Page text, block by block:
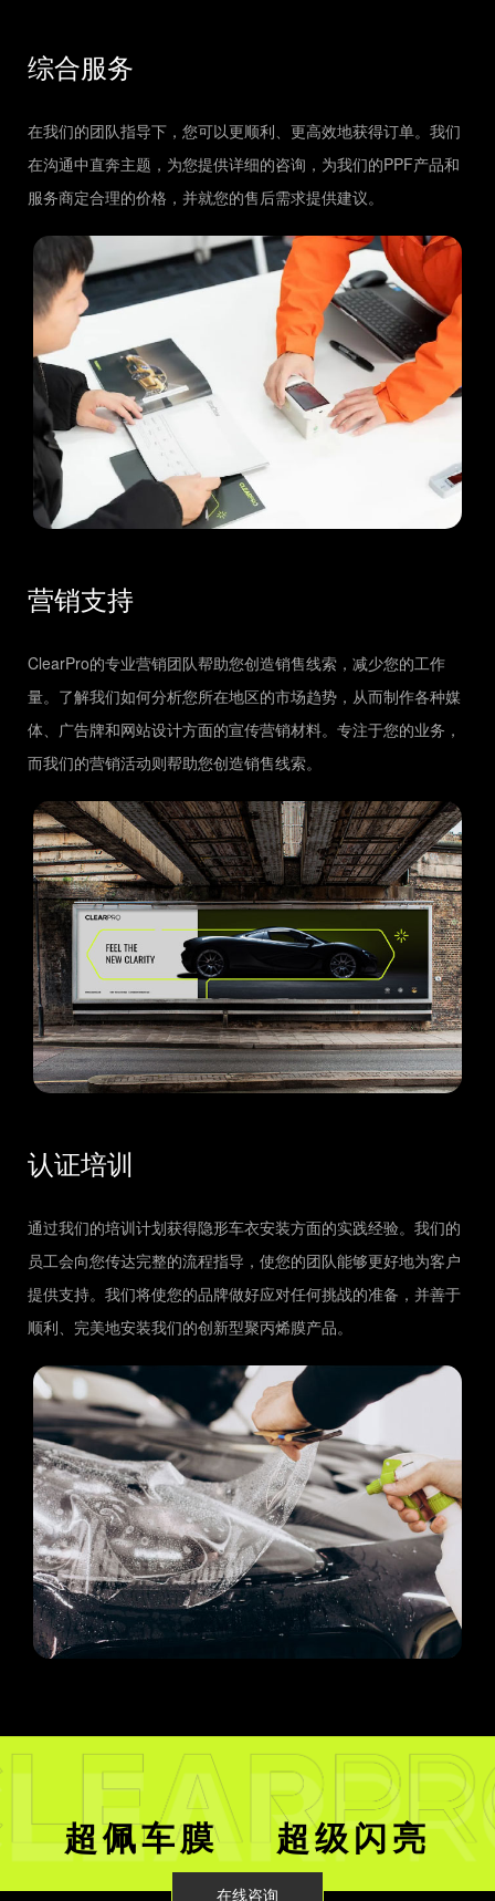
综合服务
在我们的团队指导下，您可以更顺利、更高效地获得订单。我们
在沟通中直奔主题，为您提供详细的咨询，为我们的PPF产品和
服务商定合理的价格，并就您的售后需求提供建议。
营销支持
ClearPro的专业营销团队帮助您创造销售线索，减少您的工作
量。了解我们如何分析您所在地区的市场趋势，从而制作各种媒
体、广告牌和网站设计方面的宣传营销材料。专注于您的业务，
而我们的营销活动则帮助您创造销售线索。
认证培训
通过我们的培训计划获得隐形车衣安装方面的实践经验。我们的
员工会向您传达完整的流程指导，使您的团队能够更好地为客户
提供支持。我们将使您的品牌做好应对任何挑战的准备，并善于
顺利、完美地安装我们的创新型聚丙烯膜产品。
超佩车膜 超级闪亮
在线咨询